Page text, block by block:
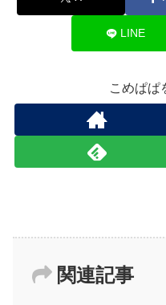
LINE
こめぱぱ
関連記事